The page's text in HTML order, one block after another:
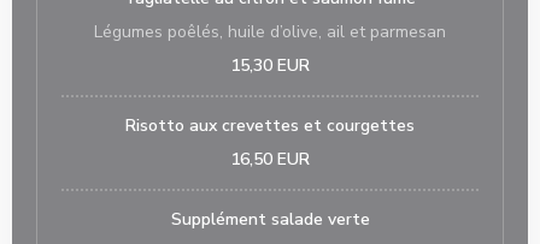
Légumes poêlés, huile d’olive, ail et parmesan
15,30 EUR
Risotto aux crevettes et courgettes
16,50 EUR
Supplément salade verte